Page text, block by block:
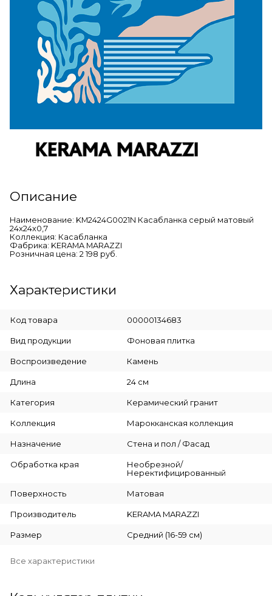
Описание
Наименование: KM2424G0021N Касабланка серый матовый
24x24x0,7
Коллекция: Касабланка
Фабрика: KERAMA MARAZZI
Розничная цена: 2 198 руб.
Характеристики
Код товара 00000134683
Вид продукции Фоновая плитка
Воспроизведение Камень
Длина 24 см
Категория Керамический гранит
Коллекция Марокканская коллекция
Назначение Стена и пол / Фасад
Обработка края
Необрезной/
Неректифицированный
Поверхность Матовая
Производитель KERAMA MARAZZI
Размер Средний (16-59 см)
Все характеристики